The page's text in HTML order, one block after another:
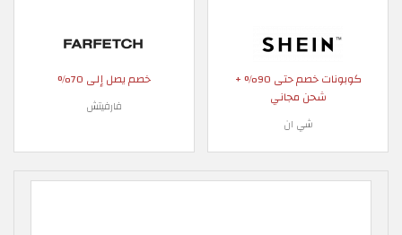
كوبونات خصم حتى 90% +
شحن مجاني
شي ان
خصم يصل إلى 70%
فارفيتش